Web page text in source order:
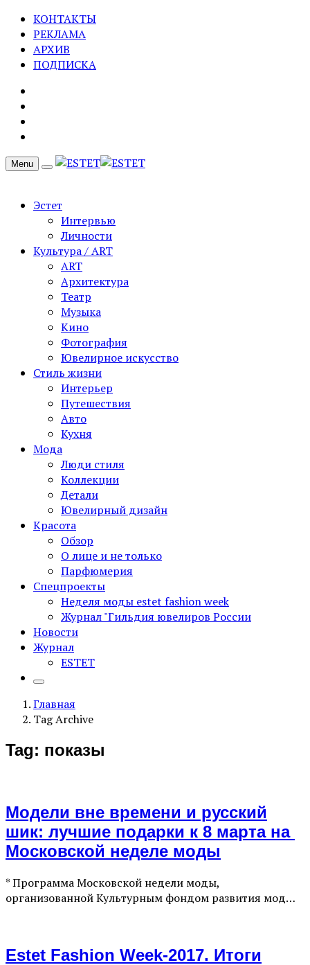
КОНТАКТЫ
РЕКЛАМА
АРХИВ
ПОДПИСКА
Menu
Эстет
Интервью
Личности
Культура / ART
ART
Архитектура
Театр
Музыка
Кино
Фотография
Ювелирное искусство
Стиль жизни
Интерьер
Путешествия
Авто
Кухня
Мода
Люди стиля
Коллекции
Детали
Ювелирный дизайн
Красота
Обзор
О лице и не только
Парфюмерия
Спецпроекты
Неделя моды estet fashion week
Журнал "Гильдия ювелиров России
Новости
Журнал
ESTET
Главная
Tag Archive
Tag: показы
Модели вне времени и русский
шик: лучшие подарки к 8 марта на
Московской неделе моды
* Программа Московской недели моды,
организованной Культурным фондом развития мод…
Estet Fashion Week-2017. Итоги